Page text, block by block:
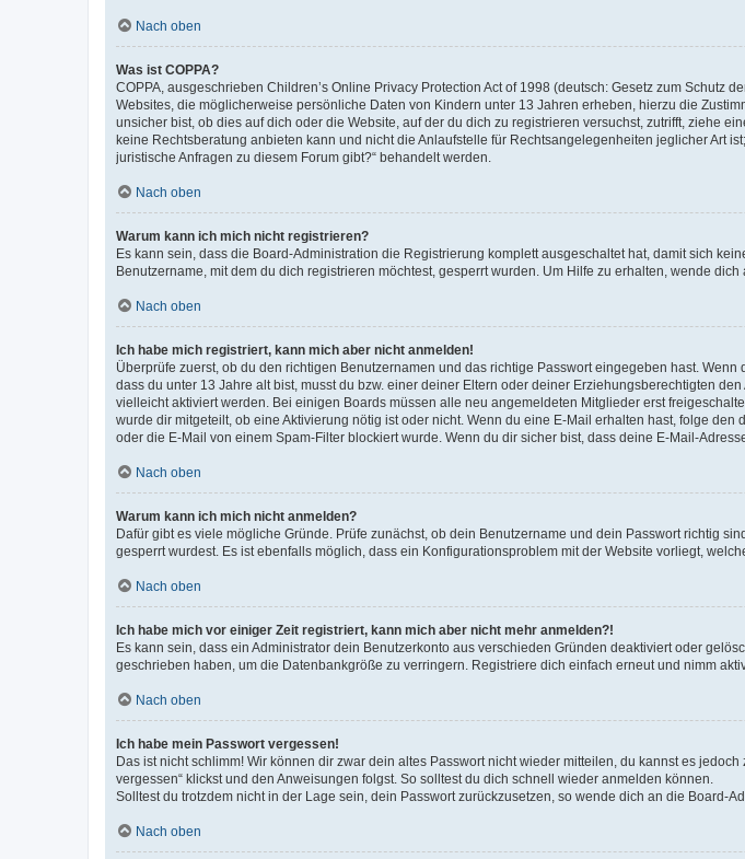
Nach oben
Was ist COPPA?
COPPA, ausgeschrieben Children’s Online Privacy Protection Act of 1998 (deutsch: Gesetz zum
Websites, die möglicherweise persönliche Daten von Kindern unter 13 Jahren erheben, hierzu die
unsicher bist, ob dies auf dich oder die Website, auf der du dich zu registrieren versuchst, zutrifft, ziehe
keine Rechtsberatung anbieten kann und nicht die Anlaufstelle für Rechtsangelegenheiten jeglicher Art
juristische Anfragen zu diesem Forum gibt?“ behandelt werden.
Nach oben
Warum kann ich mich nicht registrieren?
Es kann sein, dass die Board-Administration die Registrierung komplett ausgeschaltet hat, damit sich
Benutzername, mit dem du dich registrieren möchtest, gesperrt wurden. Um Hilfe zu erhalten, wende dich
Nach oben
Ich habe mich registriert, kann mich aber nicht anmelden!
Überprüfe zuerst, ob du den richtigen Benutzernamen und das richtige Passwort eingegeben hast.
dass du unter 13 Jahre alt bist, musst du bzw. einer deiner Eltern oder deiner Erziehungsberechtigten
vielleicht aktiviert werden. Bei einigen Boards müssen alle neu angemeldeten Mitglieder erst
wurde dir mitgeteilt, ob eine Aktivierung nötig ist oder nicht. Wenn du eine E-Mail erhalten hast, folge
oder die E-Mail von einem Spam-Filter blockiert wurde. Wenn du dir sicher bist, dass deine E-Mail-
Nach oben
Warum kann ich mich nicht anmelden?
Dafür gibt es viele mögliche Gründe. Prüfe zunächst, ob dein Benutzername und dein Passwort richtig
gesperrt wurdest. Es ist ebenfalls möglich, dass ein Konfigurationsproblem mit der Website vorliegt,
Nach oben
Ich habe mich vor einiger Zeit registriert, kann mich aber nicht mehr anmelden?!
Es kann sein, dass ein Administrator dein Benutzerkonto aus verschieden Gründen deaktiviert oder
geschrieben haben, um die Datenbankgröße zu verringern. Registriere dich einfach erneut und nimm
Nach oben
Ich habe mein Passwort vergessen!
Das ist nicht schlimm! Wir können dir zwar dein altes Passwort nicht wieder mitteilen, du kannst es
vergessen“ klickst und den Anweisungen folgst. So solltest du dich schnell wieder anmelden können.
Solltest du trotzdem nicht in der Lage sein, dein Passwort zurückzusetzen, so wende dich an die Board-
Nach oben